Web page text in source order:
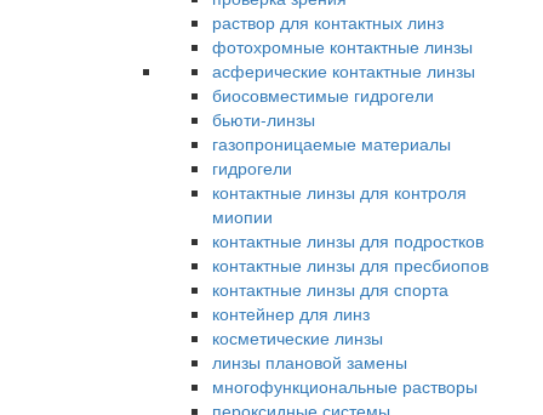
раствор для контактных линз
фотохромные контактные линзы
асферические контактные линзы
биосовместимые гидрогели
бьюти-линзы
газопроницаемые материалы
гидрогели
контактные линзы для контроля
миопии
контактные линзы для подростков
контактные линзы для пресбиопов
контактные линзы для спорта
контейнер для линз
косметические линзы
линзы плановой замены
многофункциональные растворы